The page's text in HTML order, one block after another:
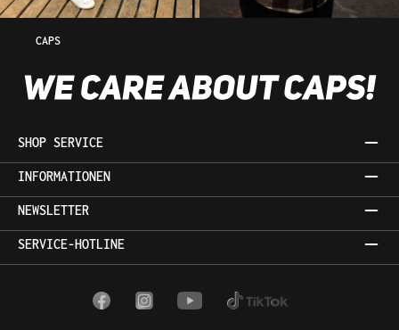
CAPS
SHOP SERVICE
INFORMATIONEN
NEWSLETTER
SERVICE-HOTLINE